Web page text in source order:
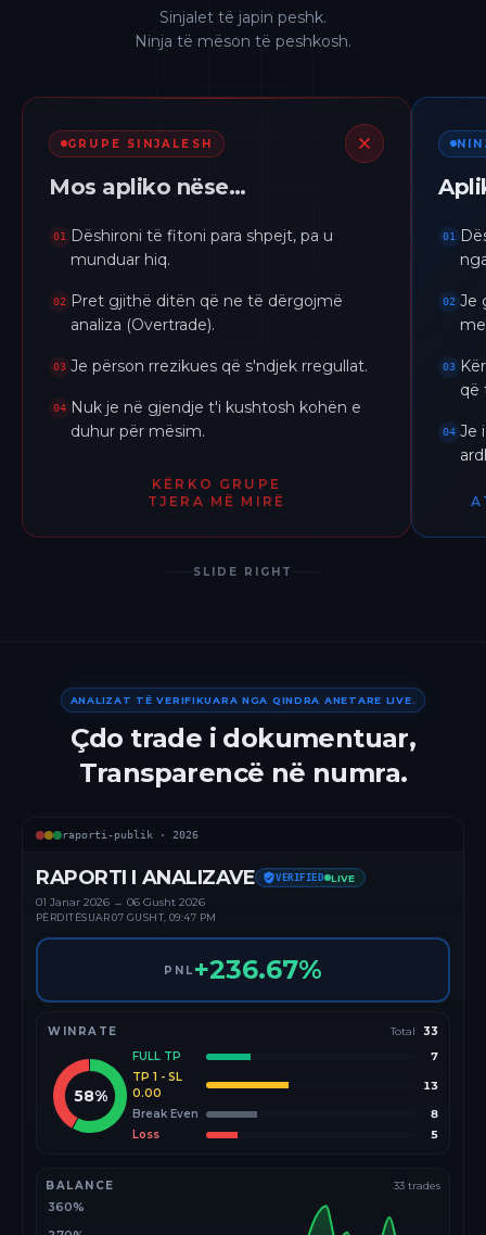
Sinjalet të japin peshk.
Ninja të mëson të peshkosh.
GRUPE SINJALESH
Mos apliko nëse…
01
Dëshironi të fitoni para shpejt, pa u
munduar hiq.
02
Pret gjithë ditën që ne të dërgojmë
analiza (Overtrade).
03 Je përson rrezikues që s'ndjek rregullat.
04 Nuk je në gjendje t'i kushtosh kohën e
duhur për mësim.
KËRKO GRUPE
TJERA MË MIRË
01
02 Je
03
që
04 Je
SLIDE RIGHT
ANALIZAT TË VERIFIKUARA NGA QINDRA ANETARE LIVE.
Çdo trade i dokumentuar,
Transparencë në numra.
raporti-publik · 2026
RAPORTI I ANALIZAVE VERIFIED LIVE
01 Janar 2026 → 06 Gusht 2026
PËRDITËSUAR07 GUSHT, 09:47 PM
PNL +236.67%
WINRATE Total 33
58%
FULL TP
7
TP 1 - SL
0.00
13
Break Even
8
Loss
5
BALANCE 33 trades
360%